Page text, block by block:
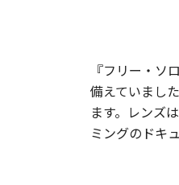
『フリー・ソ
備えていまし
ます。レンズ
ミングのドキ